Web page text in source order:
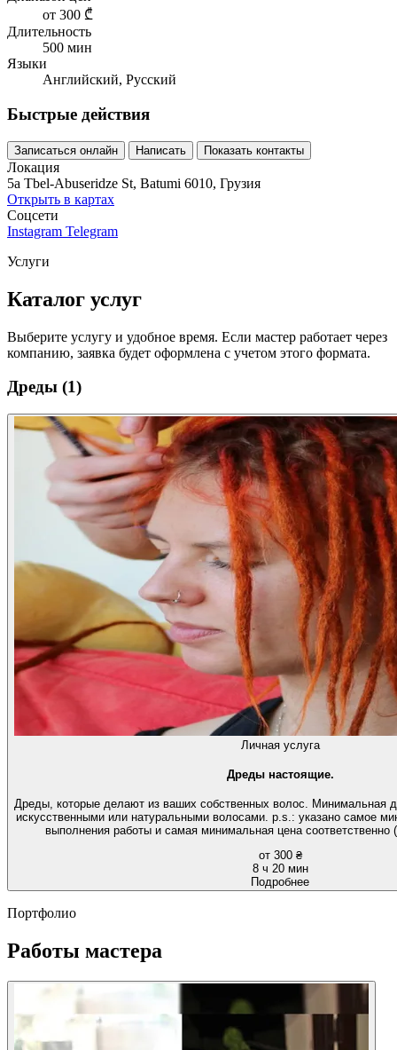
от 300 ₾
Длительность
500 мин
Языки
Английский, Русский
Быстрые действия
Записаться онлайн Написать Показать контакты
Локация
5a Tbel-Abuseridze St, Batumi 6010, Грузия
Открыть в картах
Соцсети
Instagram Telegram
Услуги
Каталог услуг
Выберите услугу и удобное время. Если мастер работает через
компанию, заявка будет оформлена с учетом этого формата.
Дреды (1)
Личная услуга
Дреды настоящие.
Дреды, которые делают из ваших собственных волос. Минимальная
искусственными или натуральными волосами. p.s.: указано самое
выполнения работы и самая минимальная цена соответственно
от 300 ₴
8 ч 20 мин
Подробнее
Портфолио
Работы мастера